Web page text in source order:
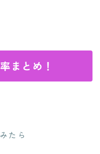
まとめ！
たら